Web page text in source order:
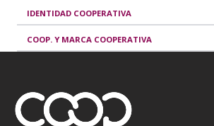
IDENTIDAD COOPERATIVA
COOP. Y MARCA COOPERATIVA